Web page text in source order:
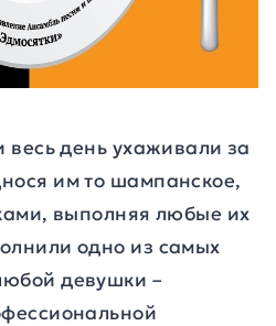
весь день ухаживали за
им то шампанское,
выполняя любые их
одно из самых
девушки –